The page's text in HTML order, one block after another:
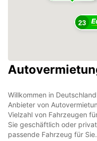
23
Willkommen in
Anbieter von
Vielzahl von Fahrzeugen
Sie geschäftlich oder
passende Fahrzeug für Sie.